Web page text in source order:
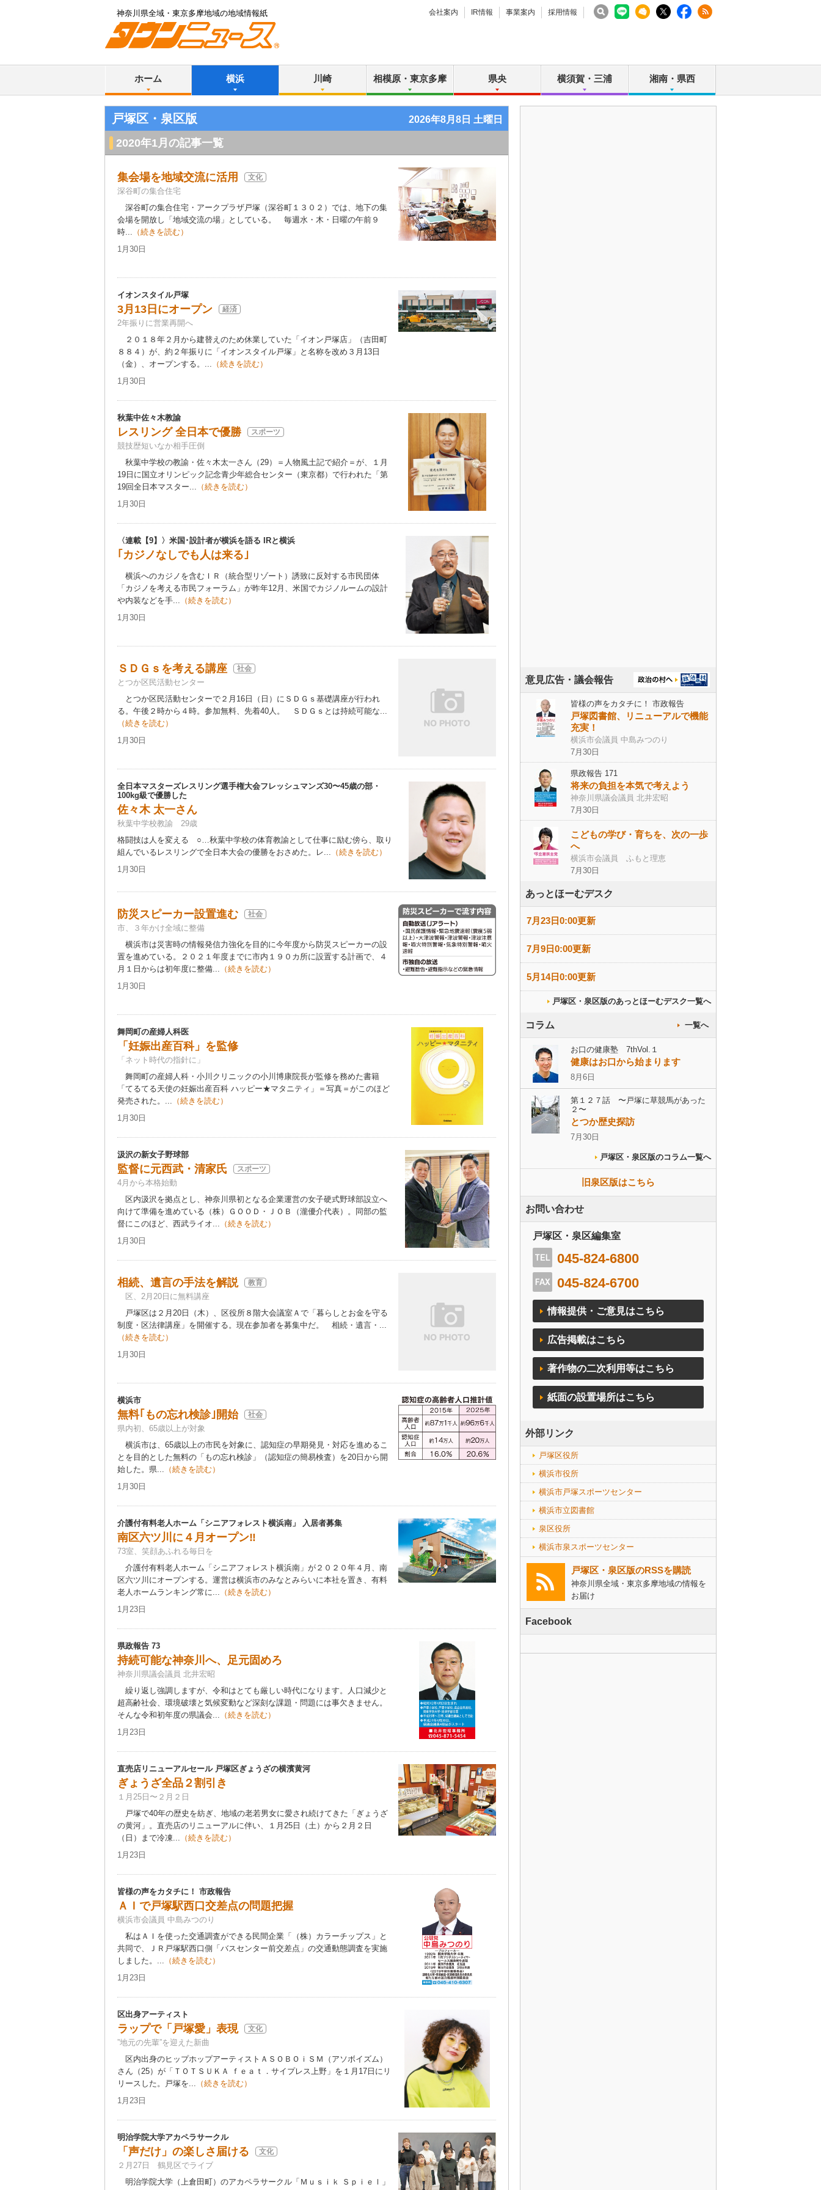
神奈川県全域・東京多摩地域の地域情報紙 会社案内 IR情報 事業案内 採用情報
ホーム 横浜 川崎 相模原・東京多摩 県央 横須賀・三浦 湘南・県西
戸塚区・泉区版 2026年8月8日 土曜日
2020年1月の記事一覧
集会場を地域交流に活用 文化
深谷町の集合住宅
深谷町の集合住宅・アークプラザ戸塚（深谷町１３０２）では、地下の集
会場を開放し「地域交流の場」としている。 毎週水・木・日曜の午前９
時... （続きを読む）
1月30日
イオンスタイル戸塚
3月13日にオープン 経済
2年振りに営業再開へ
２０１８年２月から建替えのため休業していた「イオン戸塚店」（吉田町
８８４）が、約２年振りに「イオンスタイル戸塚」と名称を改め３月13日
（金）、オープンする。... （続きを読む）
1月30日
秋葉中佐々木教諭
レスリング 全日本で優勝 スポーツ
競技歴短いなか相手圧倒
秋葉中学校の教諭・佐々木太一さん（29）＝人物風土記で紹介＝が、１月
19日に国立オリンピック記念青少年総合センター（東京都）で行われた「第
19回全日本マスター... （続きを読む）
1月30日
〈連載【9】〉米国･設計者が横浜を語る IRと横浜
｢カジノなしでも人は来る｣
横浜へのカジノを含むＩＲ（統合型リゾート）誘致に反対する市民団体
「カジノを考える市民フォーラム」が昨年12月、米国でカジノルームの設計
や内装などを手... （続きを読む）
1月30日
ＳＤＧｓを考える講座 社会
とつか区民活動センター
とつか区民活動センターで２月16日（日）にＳＤＧｓ基礎講座が行われ
る。午後２時から４時。参加無料、先着40人。 ＳＤＧｓとは持続可能な...
（続きを読む）
1月30日
全日本マスターズレスリング選手権大会フレッシュマンズ30〜45歳の部・
100kg級で優勝した
佐々木 太一さん
秋葉中学校教諭 29歳
格闘技は人を変える ○…秋葉中学校の体育教諭として仕事に励む傍ら、取り
組んでいるレスリングで全日本大会の優勝をおさめた。レ... （続きを読む）
1月30日
防災スピーカー設置進む 社会
市、３年かけ全域に整備
横浜市は災害時の情報発信力強化を目的に今年度から防災スピーカーの設
置を進めている。２０２１年度までに市内１９０カ所に設置する計画で、４
月１日からは初年度に整備... （続きを読む）
1月30日
舞岡町の産婦人科医
「妊娠出産百科」を監修
「ネット時代の指針に」
舞岡町の産婦人科・小川クリニックの小川博康院長が監修を務めた書籍
「てるてる天使の妊娠出産百科 ハッピー★マタニティ」＝写真＝がこのほど
発売された。... （続きを読む）
1月30日
汲沢の新女子野球部
監督に元西武・清家氏 スポーツ
4月から本格始動
区内汲沢を拠点とし、神奈川県初となる企業運営の女子硬式野球部設立へ
向けて準備を進めている（株）ＧＯＯＤ・ＪＯＢ（瀧優介代表）。同部の監
督にこのほど、西武ライオ... （続きを読む）
1月30日
相続、遺言の手法を解説 教育
区、2月20日に無料講座
戸塚区は２月20日（木）、区役所８階大会議室Ａで「暮らしとお金を守る
制度・区法律講座」を開催する。現在参加者を募集中だ。 相続・遺言・...
（続きを読む）
1月30日
横浜市
無料｢もの忘れ検診｣開始 社会
県内初、65歳以上が対象
横浜市は、65歳以上の市民を対象に、認知症の早期発見・対応を進めるこ
とを目的とした無料の「もの忘れ検診」（認知症の簡易検査）を20日から開
始した。県... （続きを読む）
1月30日
介護付有料老人ホーム「シニアフォレスト横浜南」 入居者募集
南区六ツ川に４月オープン‼
73室、笑顔あふれる毎日を
介護付有料老人ホーム「シニアフォレスト横浜南」が２０２０年４月、南
区六ツ川にオープンする。運営は横浜市のみなとみらいに本社を置き、有料
老人ホームランキング常に... （続きを読む）
1月23日
県政報告 73
持続可能な神奈川へ、足元固めろ
神奈川県議会議員 北井宏昭
繰り返し強調しますが、令和はとても厳しい時代になります。人口減少と
超高齢社会、環境破壊と気候変動など深刻な課題・問題には事欠きません。
そんな令和初年度の県議会... （続きを読む）
1月23日
直売店リニューアルセール 戸塚区ぎょうざの横濱黄河
ぎょうざ全品２割引き
１月25日〜２月２日
戸塚で40年の歴史を紡ぎ、地域の老若男女に愛され続けてきた「ぎょうざ
の黄河」。直売店のリニューアルに伴い、１月25日（土）から２月２日
（日）まで冷凍... （続きを読む）
1月23日
皆様の声をカタチに！ 市政報告
ＡＩで戸塚駅西口交差点の問題把握
横浜市会議員 中島みつのり
私はＡＩを使った交通調査ができる民間企業「（株）カラーチップス」と
共同で、ＪＲ戸塚駅西口側「バスセンター前交差点」の交通動態調査を実施
しました。... （続きを読む）
1月23日
区出身アーティスト
ラップで「戸塚愛」表現 文化
”地元の先輩”を迎えた新曲
区内出身のヒップホップアーティストＡＳＯＢＯｉＳＭ（アソボイズム）
さん（25）が「ＴＯＴＳＵＫＡ ｆｅａｔ．サイプレス上野」を１月17日にリ
リースした。戸塚を... （続きを読む）
1月23日
明治学院大学アカペラサークル
「声だけ」の楽しさ届ける 文化
２月27日 鶴見区でライブ
明治学院大学（上倉田町）のアカペラサークル「Ｍｕｓｉｋ Ｓｐｉｅｌ」
意見広告・議会報告
皆様の声をカタチに！ 市政報告
戸塚図書館、リニューアルで機能
充実！
横浜市会議員 中島みつのり
7月30日
県政報告 171
将来の負担を本気で考えよう
神奈川県議会議員 北井宏昭
7月30日
こどもの学び・育ちを、次の一歩
へ
横浜市会議員 ふもと理恵
7月30日
あっとほーむデスク
7月23日0:00更新
7月9日0:00更新
5月14日0:00更新
戸塚区・泉区版のあっとほーむデスク一覧へ
コラム 一覧へ
お口の健康塾 7thVol.１
健康はお口から始まります
8月6日
第１２７話 〜戸塚に草競馬があった
２〜
とつか歴史探訪
7月30日
戸塚区・泉区版のコラム一覧へ
旧泉区版はこちら
お問い合わせ
戸塚区・泉区編集室
045-824-6800
045-824-6700
情報提供・ご意見はこちら
広告掲載はこちら
著作物の二次利用等はこちら
紙面の設置場所はこちら
外部リンク
戸塚区役所
横浜市役所
横浜市戸塚スポーツセンター
横浜市立図書館
泉区役所
横浜市泉スポーツセンター
戸塚区・泉区版のRSSを購読
神奈川県全域・東京多摩地域の情報を
お届け
Facebook